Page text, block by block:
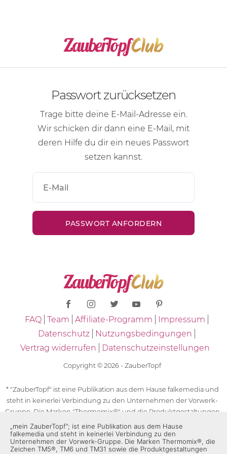
Passwort zurücksetzen
Trage bitte deine E-Mail-Adresse ein.
Wir schicken dir dann eine E-Mail , mit
deren Hilfe du dir ein neues Passwort
setzen kannst.
FAQ Team Affiliate-Programm
Impressum
Datenschutz
Nutzungsbedingungen
Vertrag widerrufen
Datenschutzeinstellungen
Copyright © 2026 - ZauberTopf
* "ZauberTopf" ist eine Publikation aus dem Hause falkemedia und
steht in keinerlei Verbindung zu den Unternehmen der Vorwerk-
Gruppe. Die Marken "Thermomix®" und die Produktgestaltungen
des "Thermomix®" sind eingetragene Marken der Unternehmen
der Vorwerk-Gruppe. Die Marken Thermomix®, die Zeichen TM5®,
TM6 und TM31 sowie die Produktgestaltungen des Thermomix®
„mein ZauberTopf”; ist eine Publikation aus dem Hause
falkemedia und steht in keinerlei Verbindung zu den
Unternehmen der Vorwerk-Gruppe. Die Marken Thermomix®, die
Zeichen TM5®, TM6 und TM31 sowie die Produktgestaltungen